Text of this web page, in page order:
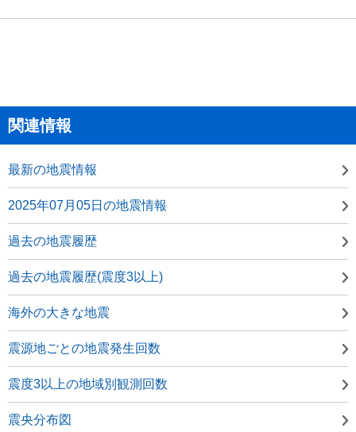
関連情報
最新の地震情報
2025年07月05日の地震情報
過去の地震履歴
過去の地震履歴(震度3以上)
海外の大きな地震
震源地ごとの地震発生回数
震度3以上の地域別観測回数
震央分布図